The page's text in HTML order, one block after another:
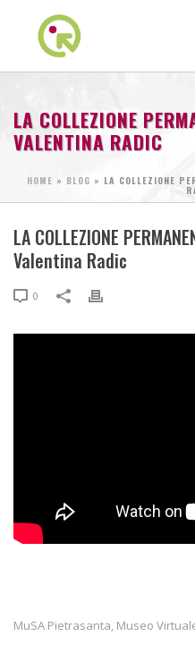
LA COLLEZIONE
VALENTINA RADIC
HOME » BLOG » LA COLLEZIONE
LA COLLEZIONE
Valentina Radic
0
MuSA Pietrasanta, Museo